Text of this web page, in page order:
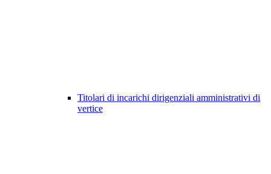
Titolari di incarichi dirigenziali amministrativi di
vertice